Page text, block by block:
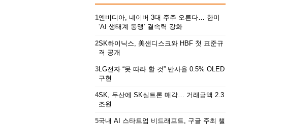
1엔비디아, 네이버 3대 주주 오른다… 한미
‘AI 생태계 동맹’ 결속력 강화
2SK하이닉스, 美샌디스크와 HBF 첫 표준규
격 공개
3LG전자 “못 따라 할 것” 반사율 0.5% OLED
구현
4SK, 두산에 SK실트론 매각… 거래금액 2.3
조원
5국내 AI 스타트업 비드래프트, 구글 주최 챌